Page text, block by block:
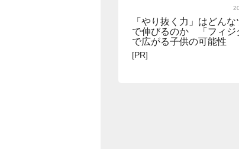
「やり抜く力」はどん
で伸びるのか 「フィジ
で広がる子供の可能性
[PR]